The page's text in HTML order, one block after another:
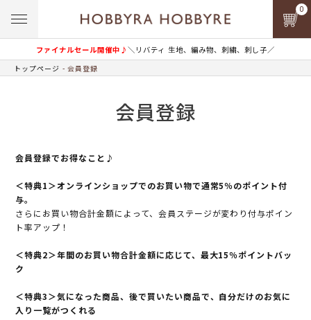
ファイナルセール開催中♪＼リバティ 生地、編み物、刺繍、刺し子／
0
トップページ 会員登録
会員登録
会員登録でお得なこと♪
＜特典1＞オンラインショップでのお買い物で通常5％のポイント付
与。
さらにお買い物合計金額によって、会員ステージが変わり付与ポイン
ト率アップ！
＜特典2＞年間のお買い物合計金額に応じて、最大15％ポイントバッ
ク
＜特典3＞気になった商品、後で買いたい商品で、自分だけのお気に
入り一覧がつくれる